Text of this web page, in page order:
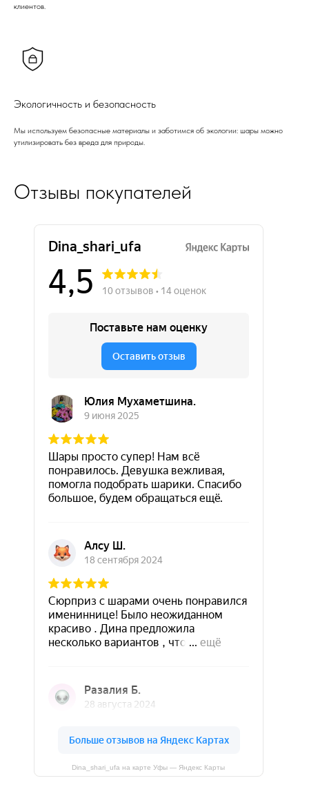
клиентов.
Экологичность и безопасность
Мы используем безопасные материалы и заботимся об экологии: шары можно
утилизировать без вреда для природы.
Отзывы покупателей
Dina_shari_ufa на карте Уфы — Яндекс Карты